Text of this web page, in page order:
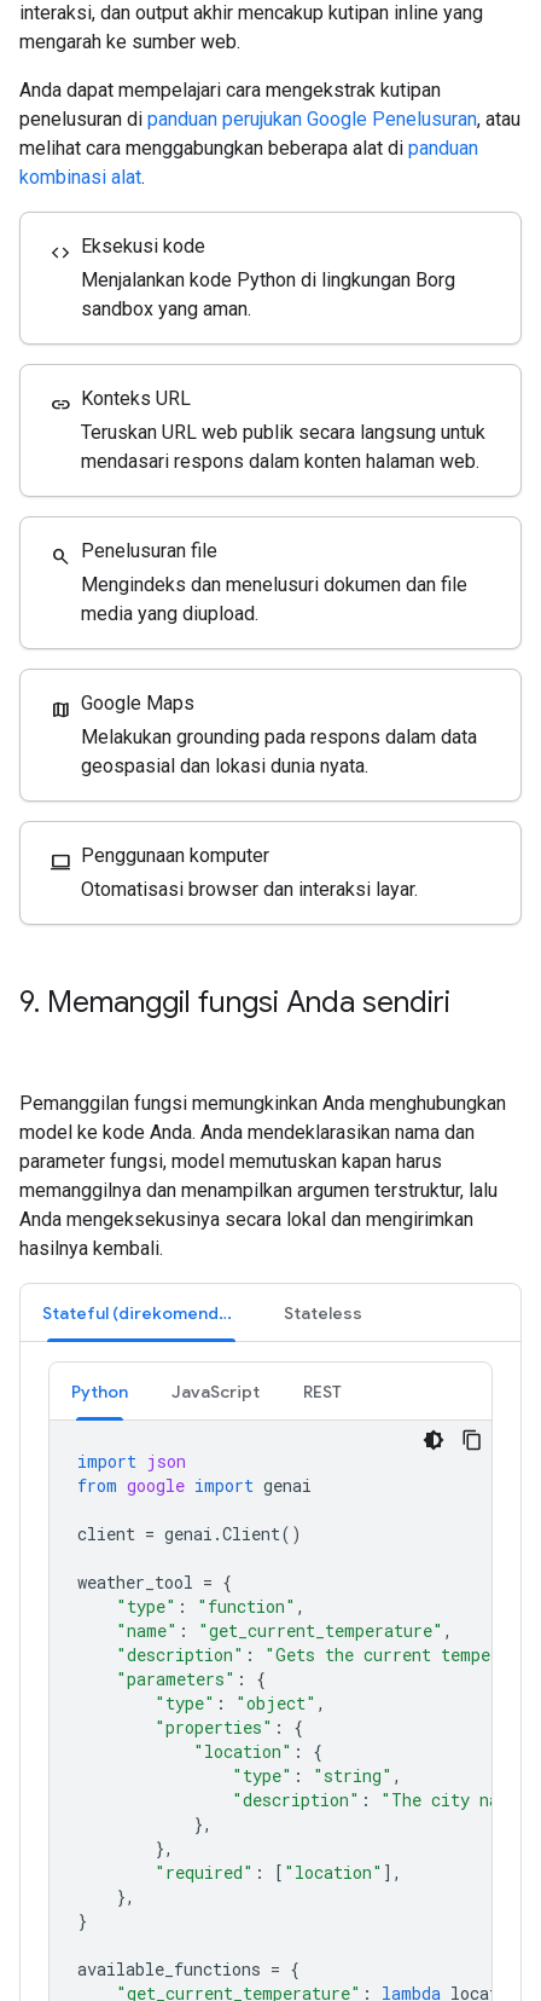
interaksi, dan output akhir mencakup kutipan inline yang
mengarah ke sumber web.
Anda dapat mempelajari cara mengekstrak kutipan
penelusuran di panduan perujukan Google Penelusuran, atau
melihat cara menggabungkan beberapa alat di panduan
kombinasi alat.
code Eksekusi kode
Menjalankan kode Python di lingkungan Borg
sandbox yang aman.
link Konteks URL
Teruskan URL web publik secara langsung untuk
mendasari respons dalam konten halaman web.
search Penelusuran file
Mengindeks dan menelusuri dokumen dan file
media yang diupload.
map Google Maps
Melakukan grounding pada respons dalam data
geospasial dan lokasi dunia nyata.
computer Penggunaan komputer
Otomatisasi browser dan interaksi layar.
9. Memanggil fungsi Anda sendiri
Pemanggilan fungsi memungkinkan Anda menghubungkan
model ke kode Anda. Anda mendeklarasikan nama dan
parameter fungsi, model memutuskan kapan harus
memanggilnya dan menampilkan argumen terstruktur, lalu
Anda mengeksekusinya secara lokal dan mengirimkan
hasilnya kembali.
Stateful (direkomendasikan) Stateless
Python JavaScript REST
import json
from google import genai
client = genai .Client()
weather_tool = {
"type" : "function" ,
"name" : "get_current_temperature" ,
"description" :
"Gets the current
"parameters" :
{
"type" : "object" ,
"properties" :
{
"location" :
{
"type" : "string" ,
"description" :
"The city name,
},
},
"required" : [ "location" ],
},
}
available_functions = {
"get_current_temperature" : lambda location